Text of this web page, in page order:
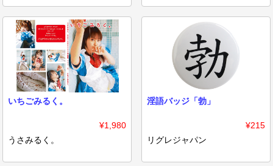
いちごみるく。
¥1,980
うさみるく。
淫語バッジ「勃」
¥215
リグレジャパン